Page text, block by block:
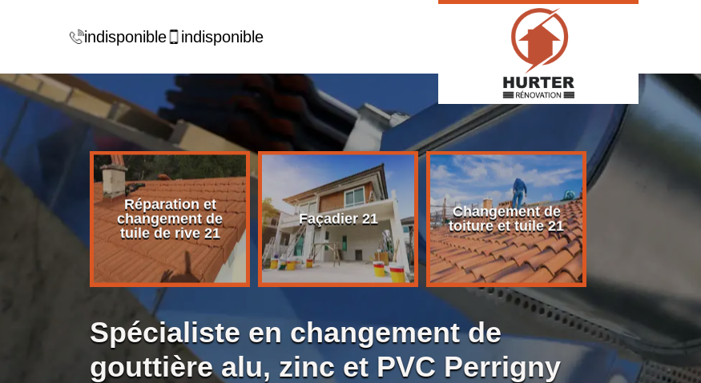
indisponible indisponible
de
Réparation et
changement de
tuile de rive 21
Façadier 21
Changement de
toiture et tuile 21
Spécialiste en changement de
gouttière alu, zinc et PVC Perrigny